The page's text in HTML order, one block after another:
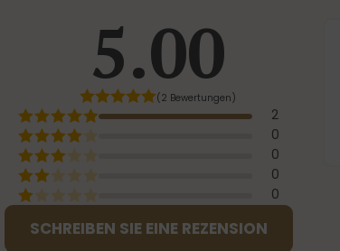
5.00
(2 Bewertungen)
2
0
0
0
0
SCHREIBEN SIE EINE REZENSION